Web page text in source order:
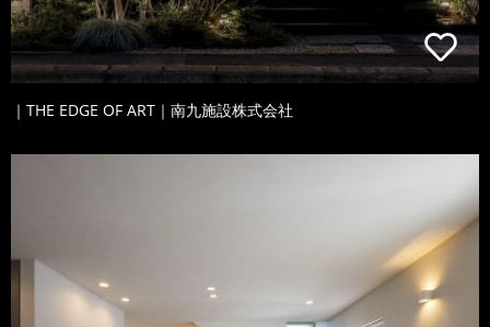
｜THE EDGE OF ART｜南九施設株式会社